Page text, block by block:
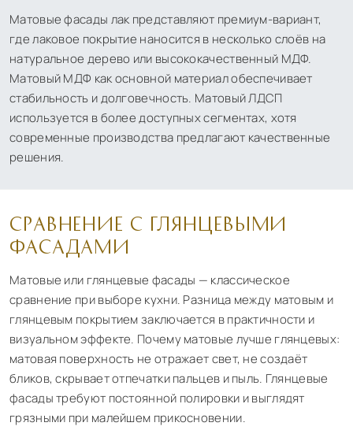
Матовые фасады лак представляют премиум-вариант,
где лаковое покрытие наносится в несколько слоёв на
натуральное дерево или высококачественный МДФ.
Матовый МДФ как основной материал обеспечивает
стабильность и долговечность. Матовый ЛДСП
используется в более доступных сегментах, хотя
современные производства предлагают качественные
решения.
СРАВНЕНИЕ С ГЛЯНЦЕВЫМИ
ФАСАДАМИ
Матовые или глянцевые фасады — классическое
сравнение при выборе кухни. Разница между матовым и
глянцевым покрытием заключается в практичности и
визуальном эффекте. Почему матовые лучше глянцевых:
матовая поверхность не отражает свет, не создаёт
бликов, скрывает отпечатки пальцев и пыль. Глянцевые
фасады требуют постоянной полировки и выглядят
грязными при малейшем прикосновении.